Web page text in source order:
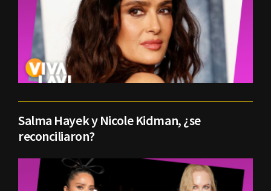
Salma Hayek y Nicole Kidman, ¿se
reconciliaron?